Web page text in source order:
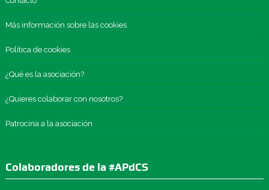
Más información sobre las cookies
Política de cookies
¿Qué es la asociación?
¿Quieres colaborar con nosotros?
Patrocina a la asociación
Colaboradores de la #APdCS